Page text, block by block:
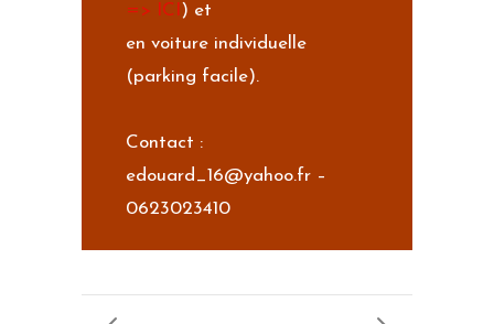
=> ICI ) et
en voiture individuelle
(parking facile).
Contact :
edouard_16@yahoo.fr –
0623023410